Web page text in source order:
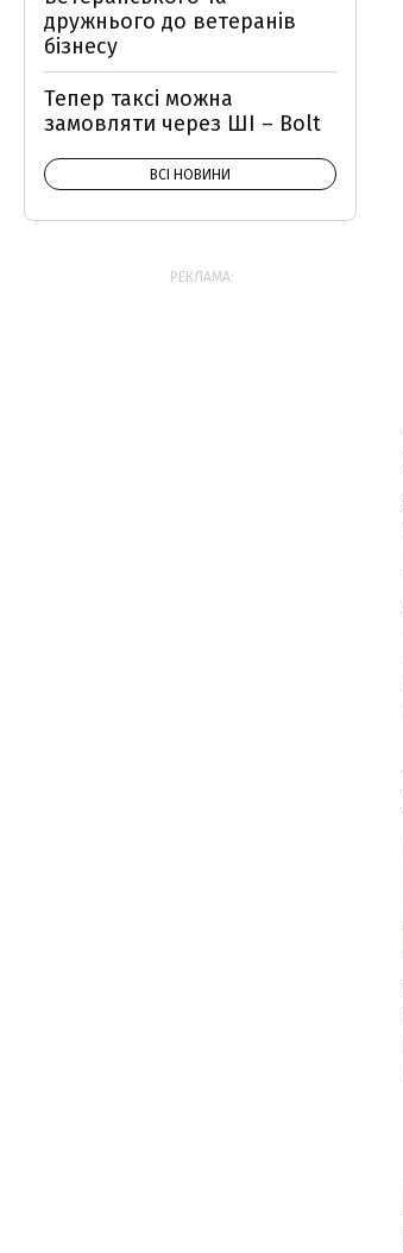
дружнього до ветеранів
бізнесу
Тепер таксі можна
замовляти через ШІ – Bolt
ВСІ НОВИНИ
РЕКЛАМА: